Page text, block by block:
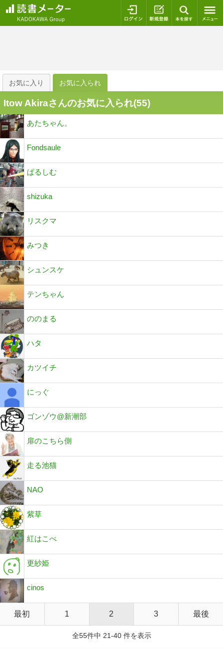
ログイン 新規登録
お気に入り お気に入られ
Itow Akiraさんのお気に入られ(55)
あたちゃん。
Fondsaule
ぱるしむ
shizuka
リスクマ
みつき
シュンスケ
テンちゃん
ののまる
ハタ
カツイチ
にっぐ
ゴンゾウ@新潮部
扉のこちら側
走る池猫
NAO
紫草
紅はこべ
更紗姫
cinos
最初 1 2 3 最後
全55件中 21-40 件を表示